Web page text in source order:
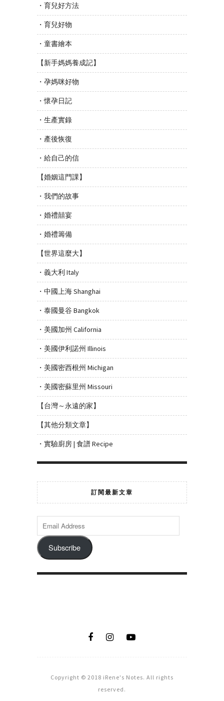
・育兒好方法
・育兒好物
・童書繪本
【新手媽媽養成記】
・孕媽咪好物
・懷孕日記
・生產實錄
・產後恢復
・給自己的信
【婚姻這門課】
・我們的故事
・婚禮囍宴
・婚禮籌備
【世界這麼大】
・義大利 Italy
・中國上海 Shanghai
・泰國曼谷 Bangkok
・美國加州 California
・美國伊利諾州 Illinois
・美國密西根州 Michigan
・美國密蘇里州 Missouri
【台灣～永遠的家】
【其他分類文章】
・實驗廚房 | 食譜 Recipe
訂閱最新文章
Subscribe
Copyright © 2018 iRene's Notes. All rights
reserved.